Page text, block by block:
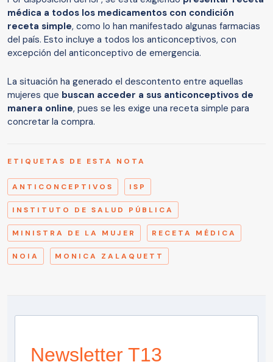
médica a todos los medicamentos con condición
receta simple, como lo han manifestado algunas farmacias
del país. Esto incluye a todos los anticonceptivos, con
excepción del anticonceptivo de emergencia.
La situación ha generado el descontento entre aquellas
mujeres que buscan acceder a sus anticonceptivos de
manera online, pues se les exige una receta simple para
concretar la compra.
ETIQUETAS DE ESTA NOTA
ANTICONCEPTIVOS ISP
INSTITUTO DE SALUD PÚBLICA
MINISTRA DE LA MUJER RECETA MÉDICA
NOIA MONICA ZALAQUETT
Newsletter T13